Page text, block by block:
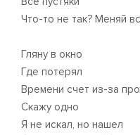
Что-то не так? Меняй
Гляну в окно
Где потерял
Времени счет из-за
Скажу одно
Я не искал, но нашел